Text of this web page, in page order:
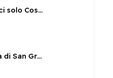
Dei santi medici solo Cosma
Controfacciata di San Gregorio - affreschi